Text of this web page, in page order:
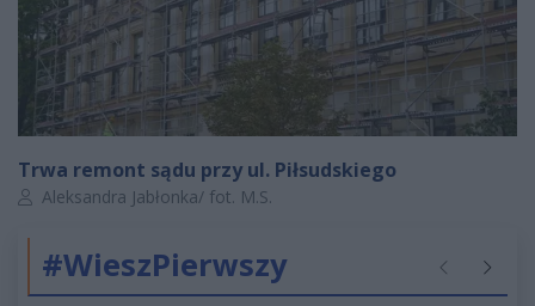
Trwa remont sądu przy ul. Piłsudskiego
Autor artykułu:
Aleksandra Jabłonka/ fot. M.S.
#WieszPierwszy Poprzednie